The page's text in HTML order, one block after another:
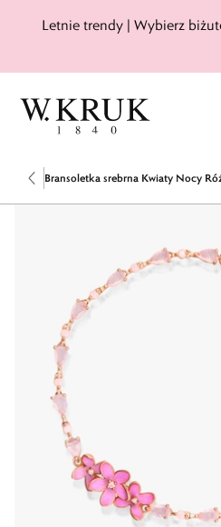
Letnie trendy | Wybierz
Bransoletka srebrna Kwiaty Nocy